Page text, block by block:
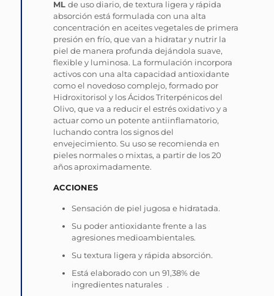
MLde uso diario, de textura ligera y rápida
absorción está formulada con una alta
concentración en aceites vegetales de primera
presión en frío, que van a hidratar y nutrir la
piel de manera profunda dejándola suave,
flexible y luminosa. La formulación incorpora
activos con una alta capacidad antioxidante
como el novedoso complejo, formado por
Hidroxitorisol y los Ácidos Triterpénicos del
Olivo, que va a reducir el estrés oxidativo y a
actuar como un potente antiinflamatorio,
luchando contra los signos del
envejecimiento. Su uso se recomienda en
pieles normales o mixtas, a partir de los 20
años aproximadamente.
ACCIONES
Sensación de piel jugosa e hidratada.
Su poder antioxidante frente a las
agresiones medioambientales.
Su textura ligera y rápida absorción.
Está elaborado con un 91,38% de
ingredientes naturales .